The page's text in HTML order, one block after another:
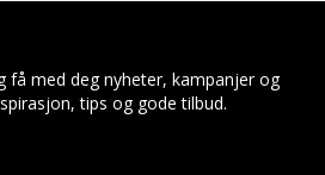
få med deg nyheter, kampanjer og
tips og gode tilbud.